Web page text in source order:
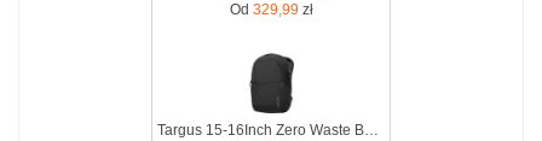
Od 329,99 zł
Targus 15-16Inch Zero Waste Backpack (TBB641GL)